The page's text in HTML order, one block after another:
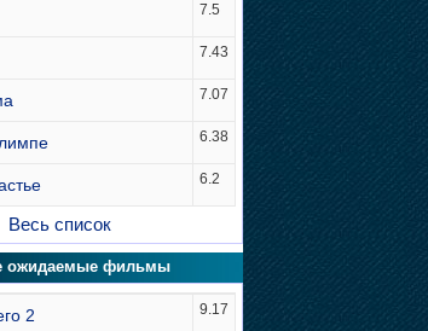
7.5
7.43
7.07
6.38
6.2
Весь список
ожидаемые фильмы
2 9.17